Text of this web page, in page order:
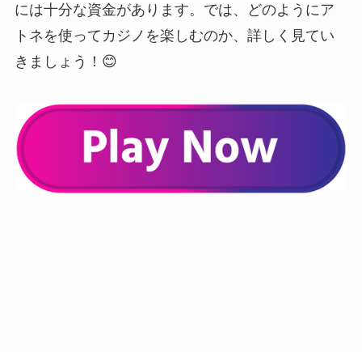
には十分な資金があります。では、どのようにア
トネを使ってカジノを楽しむのか、詳しく見てい
きましょう！😊